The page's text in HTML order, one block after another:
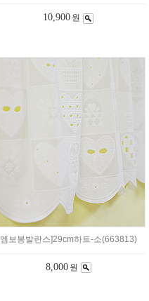
10,900 원
엠보봉발란스]29cm하트-소(663813)
8,000 원